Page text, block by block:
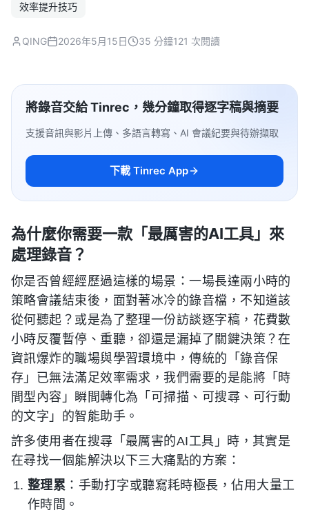
效率提升技巧
QING 2026年5月15日 35 分鐘121 次閱讀
將錄音交給 Tinrec，幾分鐘取得逐字稿與摘要
支援音訊與影片上傳、多語言轉寫、AI 會議紀要與待辦擷取
下載 Tinrec App
為什麼你需要一款「最厲害的AI工具」來
處理錄音？
你是否曾經經歷過這樣的場景：一場長達兩小時的
策略會議結束後，面對著冰冷的錄音檔，不知道該
從何聽起？或是為了整理一份訪談逐字稿，花費數
小時反覆暫停、重聽，卻還是漏掉了關鍵決策？在
資訊爆炸的職場與學習環境中，傳統的「錄音保
存」已無法滿足效率需求，我們需要的是能將「時
間型內容」瞬間轉化為「可掃描、可搜尋、可行動
的文字」的智能助手。
許多使用者在搜尋「最厲害的AI工具」時，其實是
在尋找一個能解決以下三大痛點的方案：
整理累 ：手動打字或聽寫耗時極長，佔用大量工
作時間。